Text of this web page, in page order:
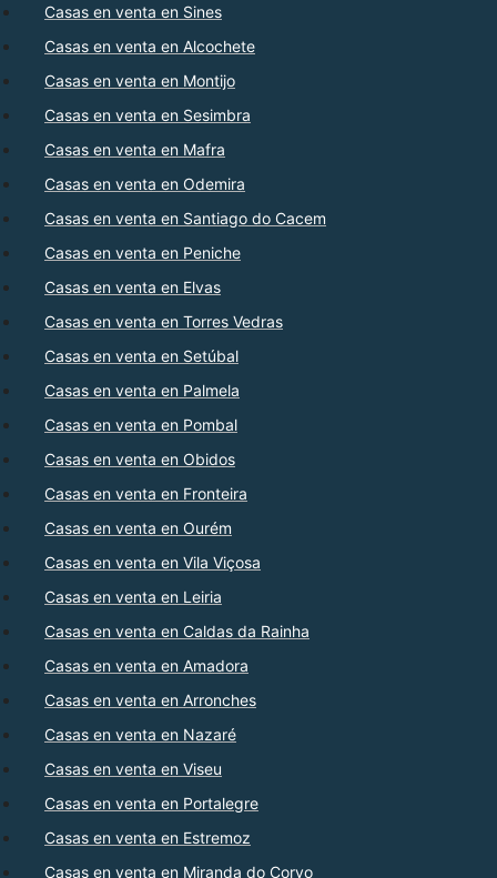
Casas en venta en Sines
Casas en venta en Alcochete
Casas en venta en Montijo
Casas en venta en Sesimbra
Casas en venta en Mafra
Casas en venta en Odemira
Casas en venta en Santiago do Cacem
Casas en venta en Peniche
Casas en venta en Elvas
Casas en venta en Torres Vedras
Casas en venta en Setúbal
Casas en venta en Palmela
Casas en venta en Pombal
Casas en venta en Obidos
Casas en venta en Fronteira
Casas en venta en Ourém
Casas en venta en Vila Viçosa
Casas en venta en Leiria
Casas en venta en Caldas da Rainha
Casas en venta en Amadora
Casas en venta en Arronches
Casas en venta en Nazaré
Casas en venta en Viseu
Casas en venta en Portalegre
Casas en venta en Estremoz
Casas en venta en Miranda do Corvo